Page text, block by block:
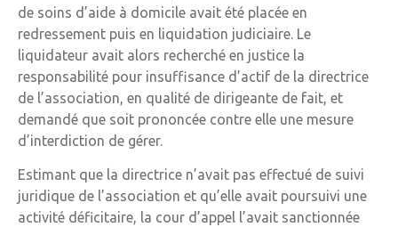
de soins d’aide à domicile avait été placée en
redressement puis en liquidation judiciaire. Le
liquidateur avait alors recherché en justice la
responsabilité pour insuffisance d’actif de la directrice
de l’association, en qualité de dirigeante de fait, et
demandé que soit prononcée contre elle une mesure
d’interdiction de gérer.
Estimant que la directrice n’avait pas effectué de suivi
juridique de l’association et qu’elle avait poursuivi une
activité déficitaire, la cour d’appel l’avait sanctionnée